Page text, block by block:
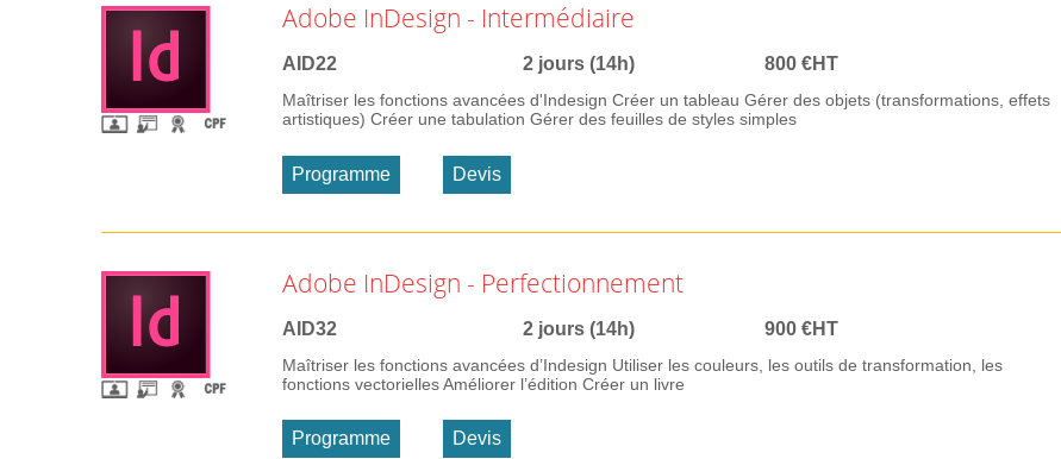
Adobe InDesign - Intermédiaire
AID22 2 jours (14h) 800 €HT
Maîtriser les fonctions avancées d'Indesign Créer un tableau Gérer des objets (transformations, effets
artistiques) Créer une tabulation Gérer des feuilles de styles simples
Programme Devis
Adobe InDesign - Perfectionnement
AID32 2 jours (14h) 900 €HT
Maîtriser les fonctions avancées d’Indesign Utiliser les couleurs, les outils de transformation, les
fonctions vectorielles Améliorer l’édition Créer un livre
Programme Devis